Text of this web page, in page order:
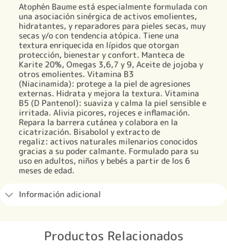
Atophén Baume está especialmente formulada con
una asociación sinérgica de activos emolientes,
hidratantes, y reparadores para pieles secas, muy
secas y/o con tendencia atópica. Tiene una
textura enriquecida en lípidos que otorgan
protección, bienestar y confort. Manteca de
Karite 20%, Omegas 3,6,7 y 9, Aceite de jojoba y
otros emolientes. Vitamina B3
(Niacinamida): protege a la piel de agresiones
externas. Hidrata y mejora la textura. Vitamina
B5 (D Pantenol): suaviza y calma la piel sensible e
irritada. Alivia picores, rojeces e inflamación.
Repara la barrera cutánea y colabora en la
cicatrización. Bisabolol y extracto de
regaliz: activos naturales milenarios conocidos
gracias a su poder calmante. Formulado para su
uso en adultos, niños y bebés a partir de los 6
meses de edad.
Información adicional
Productos Relacionados